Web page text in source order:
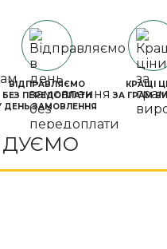
ВІДПРАВЛЯЄМО
БЕЗ ПЕРЕДОПЛАТИ
ДЕНЬ ЗАМОВЛЕННЯ
КРАЩІ
ЗА ГРАМ